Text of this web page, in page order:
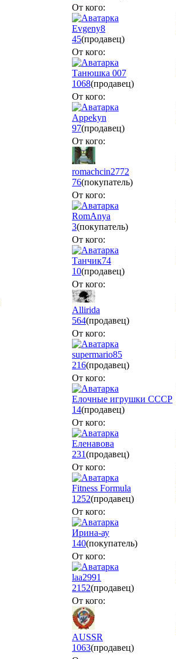
От кого:
Evgeny8
45(продавец)
От кого:
Танюшка 007
1068(продавец)
От кого:
Appekyn
97(продавец)
От кого:
romachcin2772
76(покупатель)
От кого:
RomAnya
3(покупатель)
От кого:
Танчик74
10(продавец)
От кого:
Allirida
564(продавец)
От кого:
supermario85
216(продавец)
От кого:
Елочные игрушки СССР
14(продавец)
От кого:
Еленавова
231(продавец)
От кого:
Fitness Formula
1252(продавец)
От кого:
Ирина-ау
140(покупатель)
От кого:
laa2991
2152(продавец)
От кого:
AUSSR
1063(продавец)